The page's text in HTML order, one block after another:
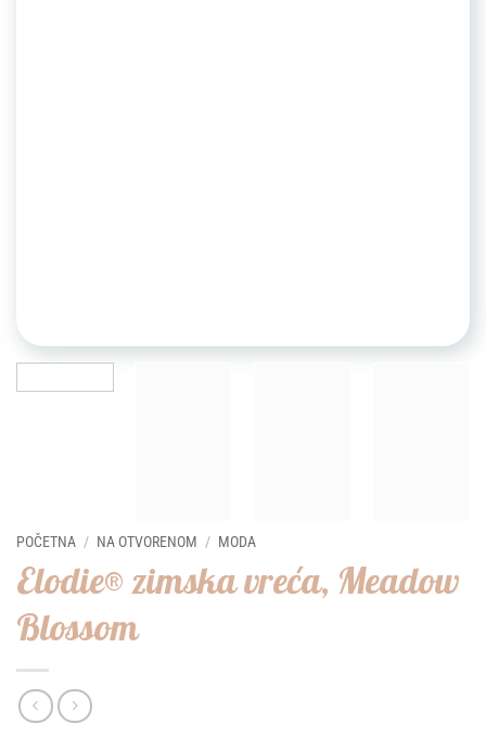
POČETNA / NA OTVORENOM / MODA
Elodie® zimska vreća, Meadow
Blossom